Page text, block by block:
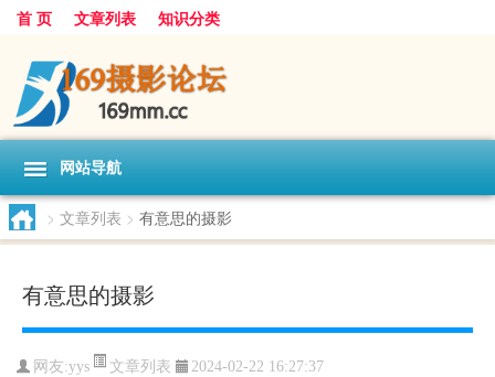
首 页 文章列表 知识分类
网站导航
> 文章列表 > 有意思的摄影
有意思的摄影
网友:yys 文章列表 2024-02-22 16:27:37